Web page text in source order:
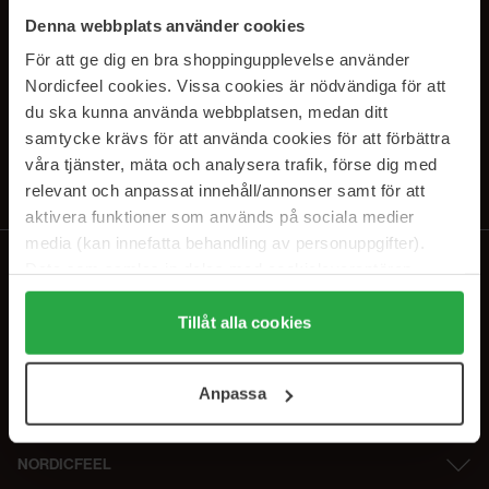
Denna webbplats använder cookies
För att ge dig en bra shoppingupplevelse använder
Nordicfeel cookies. Vissa cookies är nödvändiga för att
du ska kunna använda webbplatsen, medan ditt
samtycke krävs för att använda cookies för att förbättra
våra tjänster, mäta och analysera trafik, förse dig med
relevant och anpassat innehåll/annonser samt för att
aktivera funktioner som används på sociala medier
media (kan innefatta behandling av personuppgifter).
Genom att trycka på "Tillåt alla cookies" accepterar du
alla cookies, medan du under "Detaljer" kan anpassa
användningen av cookies. Du kan när som helst återkalla
samt vår Integritetspolicy.
Tillåt alla cookies
Anpassa
SUBSCRIBE TO OUR
NEWSLETTER
Tilaamalla hyväksyttietosuojakäytäntömme. Peruuta tilaus milloin
tahansa.
NORDICFEEL